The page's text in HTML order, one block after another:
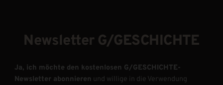
Newsletter G/GESCHICHTE
Ja, ich möchte den kostenlosen G/GESCHICHTE-
Newsletter abonnieren und willige in die Verwendung